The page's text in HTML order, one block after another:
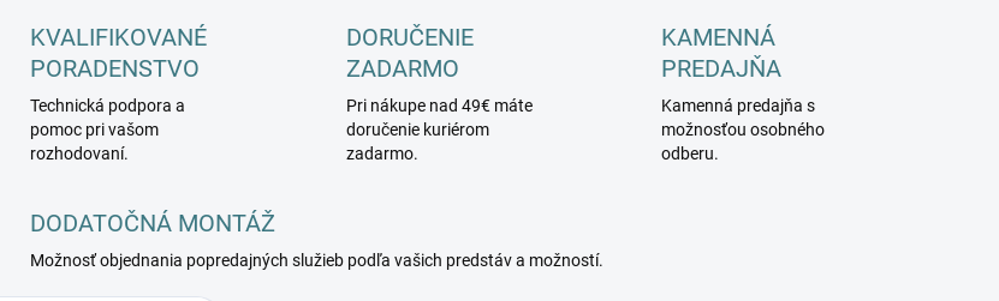
KVALIFIKOVANÉ
PORADENSTVO
Technická podpora a
pomoc pri vašom
rozhodovaní.
DORUČENIE
ZADARMO
Pri nákupe nad 49€ máte
doručenie kuriérom
zadarmo.
KAMENNÁ
PREDAJŇA
Kamenná predajňa s
možnosťou osobného
odberu.
DODATOČNÁ MONTÁŽ
Možnosť objednania popredajných služieb podľa vašich predstáv a možností.